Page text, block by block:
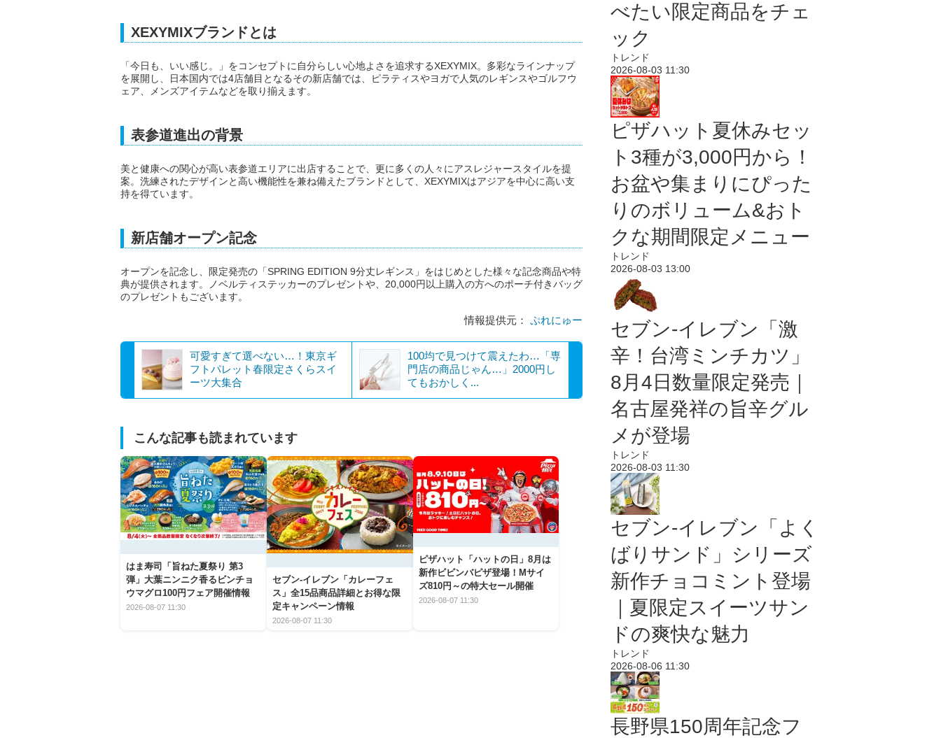
XEXYMIXブランドとは
「今日も、いい感じ。」をコンセプトに自分らしい心地よさを追求するXEXYMIX。多彩なラインナップ
を展開し、日本国内では4店舗目となるその新店舗では、ピラティスやヨガで人気のレギンスやゴルフウ
ェア、メンズアイテムなどを取り揃えます。
表参道進出の背景
美と健康への関心が高い表参道エリアに出店することで、更に多くの人々にアスレジャースタイルを提
案。洗練されたデザインと高い機能性を兼ね備えたブランドとして、XEXYMIXはアジアを中心に高い支
持を得ています。
新店舗オープン記念
オープンを記念し、限定発売の「SPRING EDITION 9分丈レギンス」をはじめとした様々な記念商品や特
典が提供されます。ノベルティステッカーのプレゼントや、20,000円以上購入の方へのポーチ付きバッグ
のプレゼントもございます。
情報提供元： ぷれにゅー
可愛すぎて選べない…！東京ギ
フトパレット春限定さくらスイ
ーツ大集合
100均で見つけて震えたわ…「専
門店の商品じゃん…」2000円し
てもおかしく...
こんな記事も読まれています
はま寿司「旨ねた夏祭り 第3
弾」大葉ニンニク香るビンチョ
ウマグロ100円フェア開催情報
2026-08-07 11:30
セブン‐イレブン「カレーフェ
ス」全15品商品詳細とお得な限
定キャンペーン情報
2026-08-07 11:30
ピザハット「ハットの日」8月は
新作ビビンバピザ登場！Mサイ
ズ810円～の特大セール開催
2026-08-07 11:30
べたい限定商品をチェ
ック
トレンド
2026-08-03 11:30
ピザハット夏休みセッ
ト3種が3,000円から！
お盆や集まりにぴった
りのボリューム&おト
クな期間限定メニュー
トレンド
2026-08-03 13:00
セブン-イレブン「激
辛！台湾ミンチカツ」
8月4日数量限定発売｜
名古屋発祥の旨辛グル
メが登場
トレンド
2026-08-03 11:30
セブン‐イレブン「よく
ばりサンド」シリーズ
新作チョコミント登場
｜夏限定スイーツサン
ドの爽快な魅力
トレンド
2026-08-06 11:30
長野県150周年記念フ